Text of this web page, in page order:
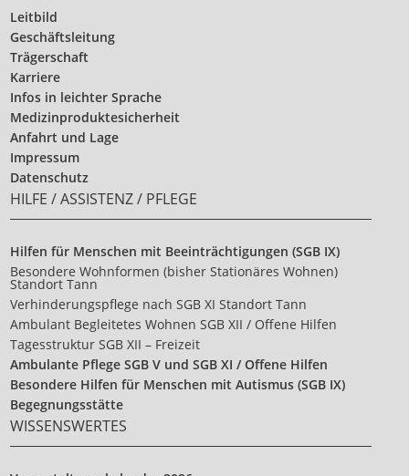
Leitbild
Geschäftsleitung
Trägerschaft
Karriere
Infos in leichter Sprache
Medizinproduktesicherheit
Anfahrt und Lage
Impressum
Datenschutz
HILFE / ASSISTENZ / PFLEGE
Hilfen für Menschen mit Beeinträchtigungen (SGB IX)
Besondere Wohnformen (bisher Stationäres Wohnen)
Standort Tann
Verhinderungspflege nach SGB XI Standort Tann
Ambulant Begleitetes Wohnen SGB XII / Offene Hilfen
Tagesstruktur SGB XII – Freizeit
Ambulante Pflege SGB V und SGB XI / Offene Hilfen
Besondere Hilfen für Menschen mit Autismus (SGB IX)
Begegnungsstätte
WISSENSWERTES